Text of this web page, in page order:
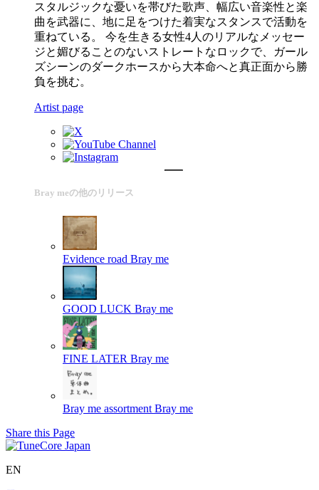
スタルジックな憂いを帯びた歌声、幅広い音楽性と楽
曲を武器に、地に足をつけた着実なスタンスで活動を
重ねている。 今を生きる女性4人のリアルなメッセー
ジと媚びることのないストレートなロックで、ガール
ズシーンのダークホースから大本命へと真正面から勝
負を挑む。
Artist page
Bray meの他のリリース
Evidence road Bray me
GOOD LUCK Bray me
FINE LATER Bray me
Bray me assortment Bray me
Share this Page
EN